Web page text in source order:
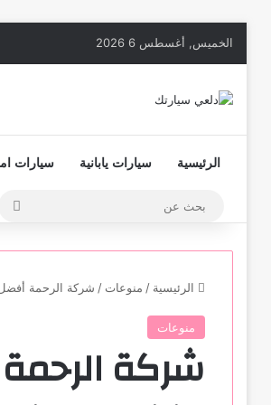
الخميس, أغسطس 6 2026
الرئيسية سيارات يابانية سيارات
الرئيسية / منوعات / شركة الرحمة
منوعات
شركة